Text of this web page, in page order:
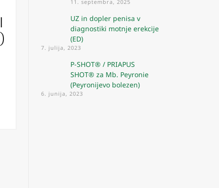
11. septembra, 2025
UZ in dopler penisa v
diagnostiki motnje erekcije
(ED)
7. julija, 2023
P-SHOT® / PRIAPUS
SHOT® za Mb. Peyronie
(Peyronijevo bolezen)
6. junija, 2023